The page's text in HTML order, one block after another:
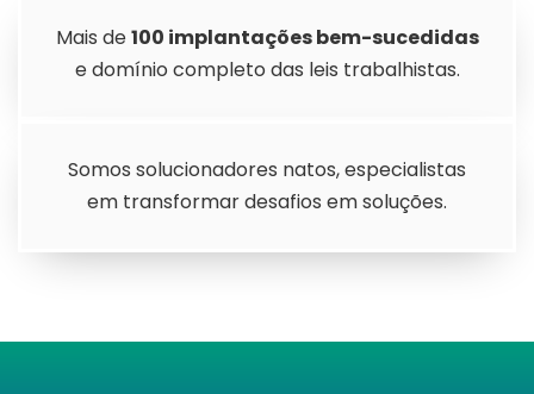
Mais de100 implantações bem-sucedidas
e domínio completo das leis trabalhistas.
Somos solucionadores natos, especialistas
em transformar desafios em soluções.